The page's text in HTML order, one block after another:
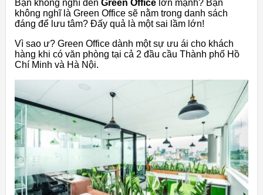
Bạn không nghĩ đến Green Office lớn mạnh? Bạn
không nghĩ là Green Office sẽ nằm trong danh sách
đáng để lưu tâm? Đấy quả là một sai lầm lớn!
Vì sao ư? Green Office dành một sự ưu ái cho khách
hàng khi có văn phòng tại cả 2 đầu cầu Thành phố Hồ
Chí Minh và Hà Nội.